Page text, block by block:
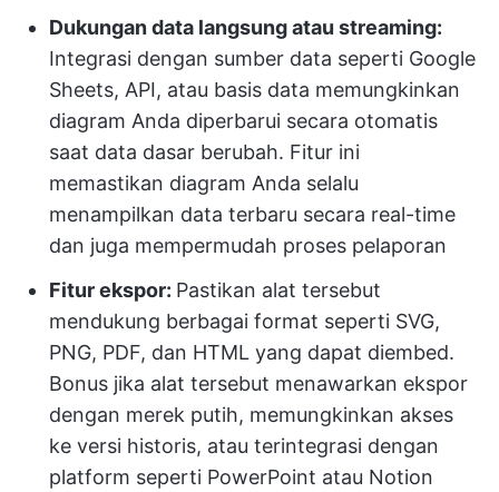
Dukungan data langsung atau streaming:
Integrasi dengan sumber data seperti Google
Sheets, API, atau basis data memungkinkan
diagram Anda diperbarui secara otomatis
saat data dasar berubah. Fitur ini
memastikan diagram Anda selalu
menampilkan data terbaru secara real-time
dan juga mempermudah proses pelaporan
Fitur ekspor: Pastikan alat tersebut
mendukung berbagai format seperti SVG,
PNG, PDF, dan HTML yang dapat diembed.
Bonus jika alat tersebut menawarkan ekspor
dengan merek putih, memungkinkan akses
ke versi historis, atau terintegrasi dengan
platform seperti PowerPoint atau Notion